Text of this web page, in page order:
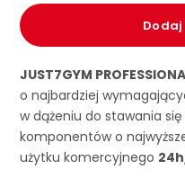
JUST7GYM
o najbardziej
w dążeniu do stawania
komponentów o
użytku komercyjnego